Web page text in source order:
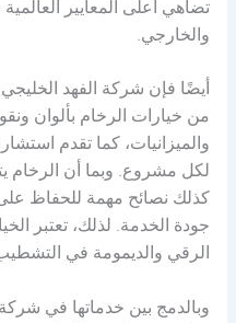
تضاهي أعلى المعايير
والخارجي.
أيضًا فإن شركة الفهد
من خيارات الرخام بألوان
والميزانيات، كما تقدم
لكل مشروع. وبما أن الرخام
كذلك نصائح مهمة للحفاظ على
جودة الخدمة. لذلك، تعتبر
الرقي والديمومة في
وبالدمج بين خدماتها في